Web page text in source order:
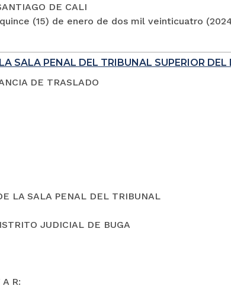
DE CALI
(15) de enero de dos mil veinticuatro
SALA PENAL DEL TRIBUNAL SUPERIOR
DE TRASLADO
LA SALA PENAL DEL TRIBUNAL
JUDICIAL DE BUGA
R: